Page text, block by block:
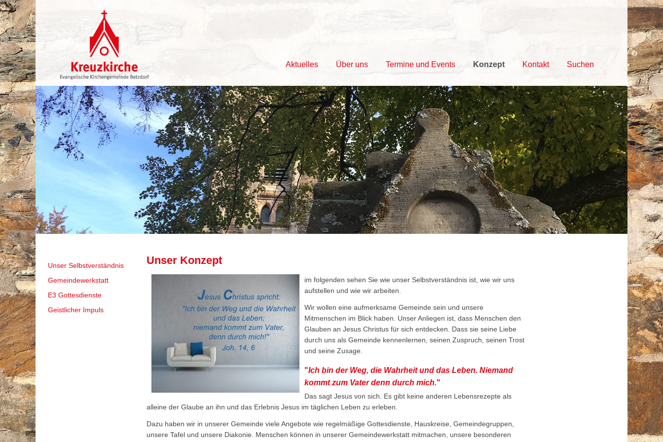
Navigation
überspringen
Aktuelles Über uns Termine und Events Konzept Kontakt Suchen
Unser Konzept
im folgenden sehen Sie wie unser Selbstverständnis ist, wie wir uns
aufstellen und wie wir arbeiten.
Wir wollen eine aufmerksame Gemeinde sein und unsere
Mitmenschen im Blick haben. Unser Anliegen ist, dass Menschen den
Glauben an Jesus Christus für sich entdecken. Dass sie seine Liebe
durch uns als Gemeinde kennenlernen, seinen Zuspruch, seinen Trost
und seine Zusage.
"Ich bin der Weg, die Wahrheit und das Leben. Niemand
kommt zum Vater denn durch mich."
Das sagt Jesus von sich. Es gibt keine anderen Lebensrezepte als
alleine der Glaube an ihn und das Erlebnis Jesus im täglichen Leben zu erleben.
Dazu haben wir in unserer Gemeinde viele Angebote wie regelmäßige Gottesdienste, Hauskreise, Gemeindegruppen,
unsere Tafel und unsere Diakonie. Menschen können in unserer Gemeindewerkstatt mitmachen, unsere besonderen
Navigation
Unser Selbstverständnis
Gemeindewerkstatt
E3 Gottesdienste
Geistlicher Impuls